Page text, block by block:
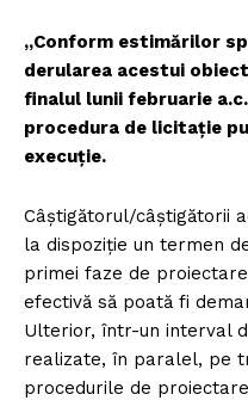
„Conform estimărilor
derularea acestui
finalul lunii februarie
procedura de licitație
execuție.
Câștigătorul/câștigătorii
la dispoziție un termen
primei faze de
efectivă să poată fi
Ulterior, într-un interval
realizate, în paralel, pe
procedurile de